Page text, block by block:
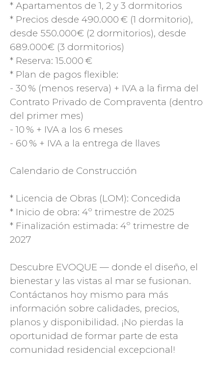
* Apartamentos de 1, 2 y 3 dormitorios
* Precios desde 490.000 € (1 dormitorio),
desde 550.000€ (2 dormitorios), desde
689.000€ (3 dormitorios)
* Reserva: 15.000 €
* Plan de pagos flexible:
- 30 % (menos reserva) + IVA a la firma del
Contrato Privado de Compraventa (dentro
del primer mes)
- 10 % + IVA a los 6 meses
- 60 % + IVA a la entrega de llaves
Calendario de Construcción
* Licencia de Obras (LOM): Concedida
* Inicio de obra: 4º trimestre de 2025
* Finalización estimada: 4º trimestre de
2027
Descubre EVOQUE — donde el diseño, el
bienestar y las vistas al mar se fusionan.
Contáctanos hoy mismo para más
información sobre calidades, precios,
planos y disponibilidad. ¡No pierdas la
oportunidad de formar parte de esta
comunidad residencial excepcional!